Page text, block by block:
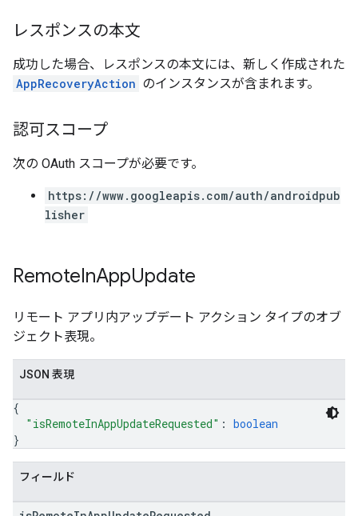
レスポンスの本文
成功した場合、レスポンスの本文には、新しく作成された
AppRecoveryAction のインスタンスが含まれます。
認可スコープ
次の OAuth スコープが必要です。
https://www.googleapis.com/auth/androidpub
lisher
RemoteInAppUpdate
リモート アプリ内アップデート アクション タイプのオブ
ジェクト表現。
JSON 表現
{
"isRemoteInAppUpdateRequested" : boolean
}
フィールド